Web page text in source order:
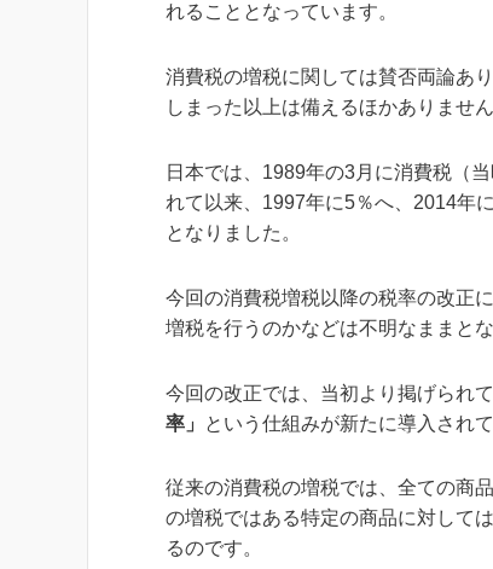
れることとなっています。
消費税の増税に関しては賛否両論あ
しまった以上は備えるほかありません
日本では、1989年の3月に消費税（
れて以来、1997年に5％へ、2014年
となりました。
今回の消費税増税以降の税率の改正
増税を行うのかなどは不明なままとな
今回の改正では、当初より掲げられ
率」
という仕組みが新たに導入され
従来の消費税の増税では、全ての商
の増税ではある特定の商品に対して
るのです。